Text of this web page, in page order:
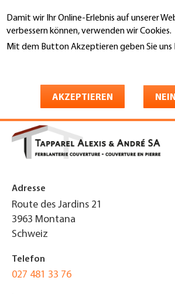
Damit wir Ihr Online-Erlebnis auf unserer
verbessern können, verwenden wir Cookies.
Mit dem Button Akzeptieren geben Sie uns
AKZEPTIEREN
zum
Inhalt
Tapparel Alexis &
Adresse
Route des Jardins 21
3963 Montana
Schweiz
Telefon
027 481 33 76